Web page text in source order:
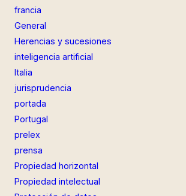
francia
General
Herencias y sucesiones
inteligencia artificial
Italia
jurisprudencia
portada
Portugal
prelex
prensa
Propiedad horizontal
Propiedad intelectual